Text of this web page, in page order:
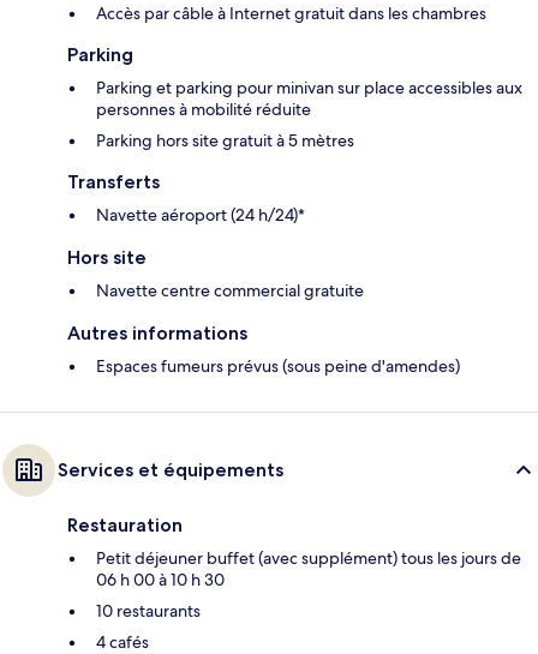
Accès par câble à Internet gratuit dans les chambres
Parking
Parking et parking pour minivan sur place accessibles aux
personnes à mobilité réduite
Parking hors site gratuit à 5 mètres
Transferts
Navette aéroport (24 h/24)*
Hors site
Navette centre commercial gratuite
Autres informations
Espaces fumeurs prévus (sous peine d'amendes)
Services et équipements
Restauration
Petit déjeuner buffet (avec supplément) tous les jours de
06 h 00 à 10 h 30
10 restaurants
4 cafés